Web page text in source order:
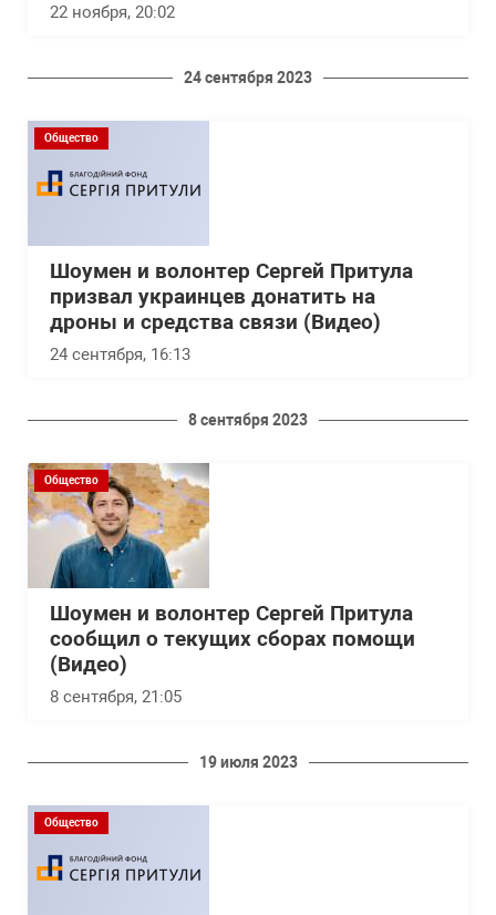
22 ноября, 20:02
24 сентября 2023
Общество
Шоумен и волонтер Сергей Притула
призвал украинцев донатить на
дроны и средства связи (Видео)
24 сентября, 16:13
8 сентября 2023
Общество
Шоумен и волонтер Сергей Притула
сообщил о текущих сборах помощи
(Видео)
8 сентября, 21:05
19 июля 2023
Общество